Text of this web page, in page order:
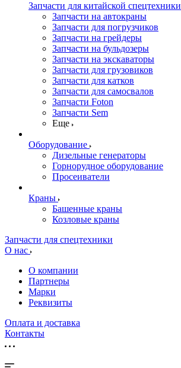
Запчасти для китайской спецтехники
Запчасти на автокраны
Запчасти для погрузчиков
Запчасти на грейдеры
Запчасти на бульдозеры
Запчасти на экскаваторы
Запчасти для грузовиков
Запчасти для катков
Запчасти для самосвалов
Запчасти Foton
Запчасти Sem
Еще
Оборудование
Дизельные генераторы
Горнорудное оборудование
Просеиватели
Краны
Башенные краны
Козловые краны
Запчасти для спецтехники
О нас
О компании
Партнеры
Марки
Реквизиты
Оплата и доставка
Контакты